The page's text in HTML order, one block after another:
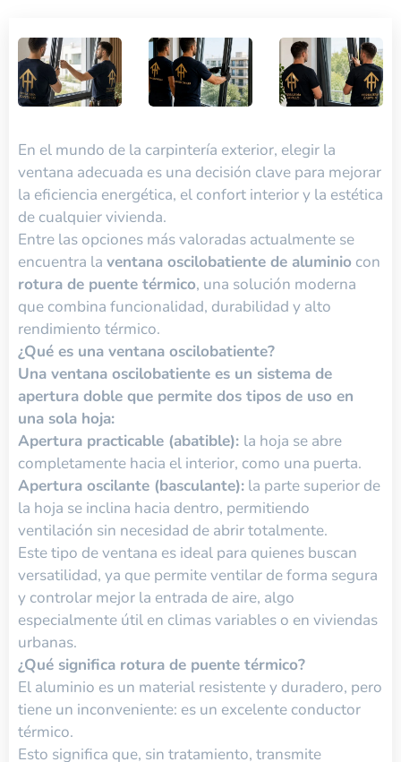
En el mundo de la carpintería exterior, elegir la
ventana adecuada es una decisión clave para mejorar
la eficiencia energética, el confort interior y la estética
de cualquier vivienda.
Entre las opciones más valoradas actualmente se
encuentra la ventana oscilobatiente de aluminio con
rotura de puente térmico, una solución moderna
que combina funcionalidad, durabilidad y alto
rendimiento térmico.
¿Qué es una ventana oscilobatiente?
Una ventana oscilobatiente es un sistema de
apertura doble que permite dos tipos de uso en
una sola hoja:
Apertura practicable (abatible): la hoja se abre
completamente hacia el interior, como una puerta.
Apertura oscilante (basculante): la parte superior de
la hoja se inclina hacia dentro, permitiendo
ventilación sin necesidad de abrir totalmente.
Este tipo de ventana es ideal para quienes buscan
versatilidad, ya que permite ventilar de forma segura
y controlar mejor la entrada de aire, algo
especialmente útil en climas variables o en viviendas
urbanas.
¿Qué significa rotura de puente térmico?
El aluminio es un material resistente y duradero, pero
tiene un inconveniente: es un excelente conductor
térmico.
Esto significa que, sin tratamiento, transmite